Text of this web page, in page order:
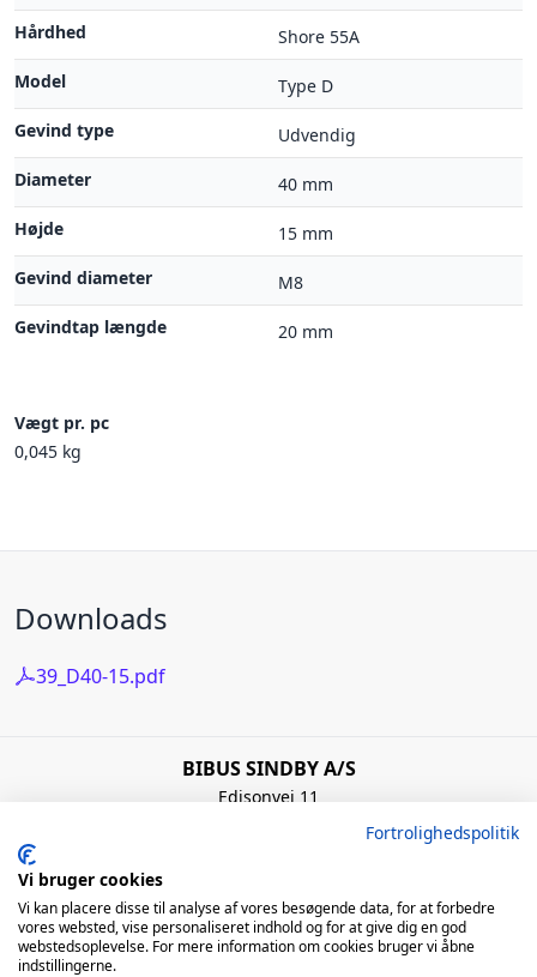
Hårdhed
Shore 55A
Model
Type D
Gevind type
Udvendig
Diameter
40 mm
Højde
15 mm
Gevind diameter
M8
Gevindtap længde
20 mm
Vægt pr. pc
0,045 kg
Downloads
39_D40-15.pdf
BIBUS SINDBY A/S
Edisonvej 11
Åbningstider
Fortrolighedspolitik
Vi bruger cookies
Vi kan placere disse til analyse af vores besøgende data, for at forbedre
vores websted, vise personaliseret indhold og for at give dig en god
webstedsoplevelse. For mere information om cookies bruger vi åbne
indstillingerne.